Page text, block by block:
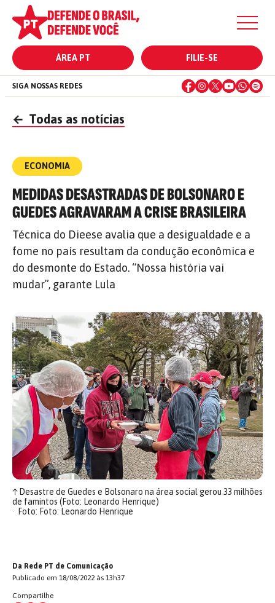
ÁREA PT FILIE-SE
SIGA NOSSAS REDES
← Todas as notícias
ECONOMIA
MEDIDAS DESASTRADAS DE BOLSONARO E
GUEDES AGRAVARAM A CRISE BRASILEIRA
Técnica do Dieese avalia que a desigualdade e a
fome no país resultam da condução econômica e
do desmonte do Estado. “Nossa história vai
mudar”, garante Lula
↑Desastre de Guedes e Bolsonaro na área social gerou 33 milhões
de famintos (Foto: Leonardo Henrique)
Foto: Foto: Leonardo Henrique
Da Rede PT de Comunicação
Publicado em 18/08/2022 às 13h37
Compartilhe